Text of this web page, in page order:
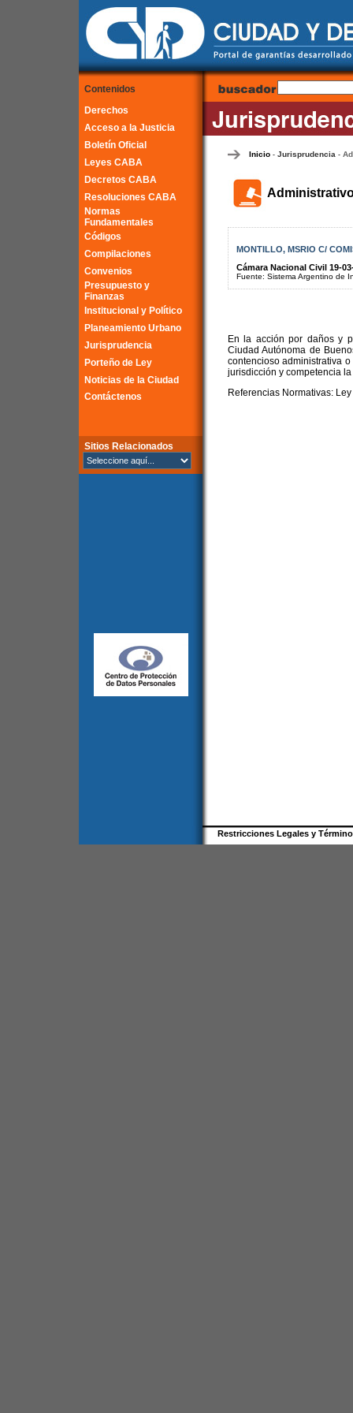
Contenidos
Derechos
Acceso a la Justicia
Boletín Oficial
Leyes CABA
Decretos CABA
Resoluciones CABA
Normas
Fundamentales
Códigos
Compilaciones
Convenios
Presupuesto y
Finanzas
Institucional y Político
Planeamiento Urbano
Jurisprudencia
Porteño de Ley
Noticias de la Ciudad
Contáctenos
Sitios Relacionados
Inicio- Jurisprudencia-
MONTILLO, MSRIO C/
Cámara Nacional Civil 19-
Fuente: Sistema Argentino de
En la acción por daños y
Ciudad Autónoma de
contencioso administrativa
jurisdicción y competencia
Referencias Normativas:
Restricciones Legales y